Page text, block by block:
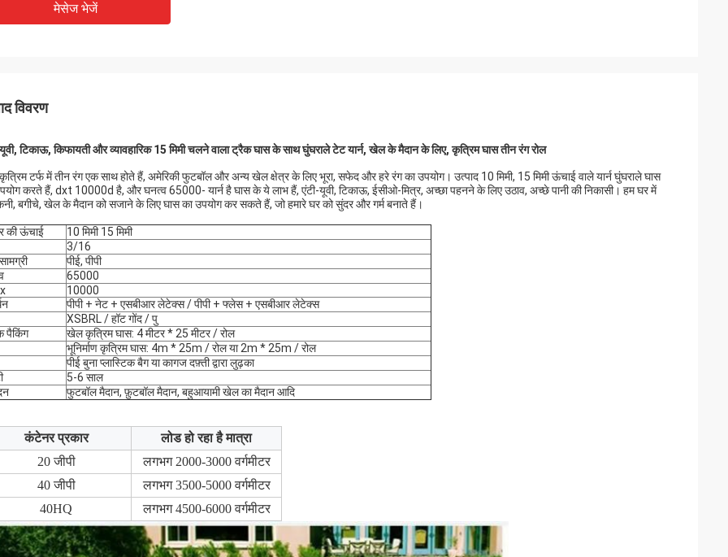
मेसेज भेजें
विवरण
टिकाऊ, किफायती और व्यावहारिक 15 मिमी चलने वाला ट्रैक घास के साथ घुंघराले टेट यार्न, खेल के मैदान के लिए, कृत्रिम घास तीन रंग रोल
टर्फ में तीन रंग एक साथ होते हैं, अमेरिकी फुटबॉल और अन्य खेल क्षेत्र के लिए भूरा, सफेद और हरे रंग का उपयोग। उत्पाद 10 मिमी, 15 मिमी ऊंचाई वाले यार्न घुंघराले घास
करते हैं, dxt 10000d है, और घनत्व 65000- यार्न है घास के ये लाभ हैं, एंटी-यूवी, टिकाऊ, ईसीओ-मित्र, अच्छा पहनने के लिए उठाव, अच्छे पानी की निकासी। हम घर में
बगीचे, खेल के मैदान को सजाने के लिए घास का उपयोग कर सकते हैं, जो हमारे घर को सुंदर और गर्म बनाते हैं।
की ऊंचाई
10 मिमी 15 मिमी
3/16
पीई, पीपी
65000
10000
पीपी + नेट + एसबीआर लेटेक्स / पीपी + फ्लेस + एसबीआर लेटेक्स
XSBRL / हॉट गोंद / पु
पैकिंग
खेल कृत्रिम घास: 4 मीटर * 25 मीटर / रोल
भूनिर्माण कृत्रिम घास: 4m * 25m / रोल या 2m * 25m / रोल
पीई बुना प्लास्टिक बैग या कागज दफ़्ती द्वारा लुढ़का
5-6 साल
फुटबॉल मैदान, फ़ुटबॉल मैदान, बहुआयामी खेल का मैदान आदि
कंटेनर प्रकार
लोड हो रहा है मात्रा
20 जीपी
लगभग 2000-3000 वर्गमीटर
40 जीपी
लगभग 3500-5000 वर्गमीटर
40HQ
लगभग 4500-6000 वर्गमीटर